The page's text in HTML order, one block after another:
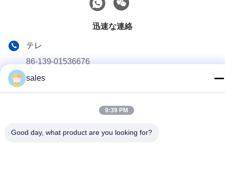
迅速な連絡
テレ
86-139-01536676
メール
sales
9:39 PM
Good day, what product are you looking for?